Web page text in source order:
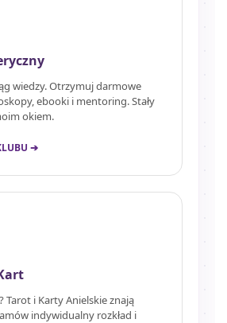
wiedzy. Otrzymuj darmowe
ebooki i mentoring. Stały
okiem.
➔
Tarot i Karty Anielskie znają
indywidualny rozkład i